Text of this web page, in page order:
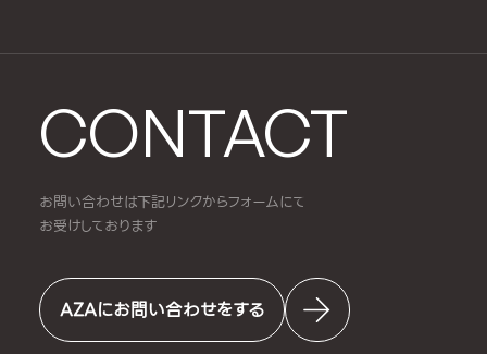
CONTACT
お問い合わせは下記リンクからフォームにて
お受けしております
AZAにお問い合わせをする